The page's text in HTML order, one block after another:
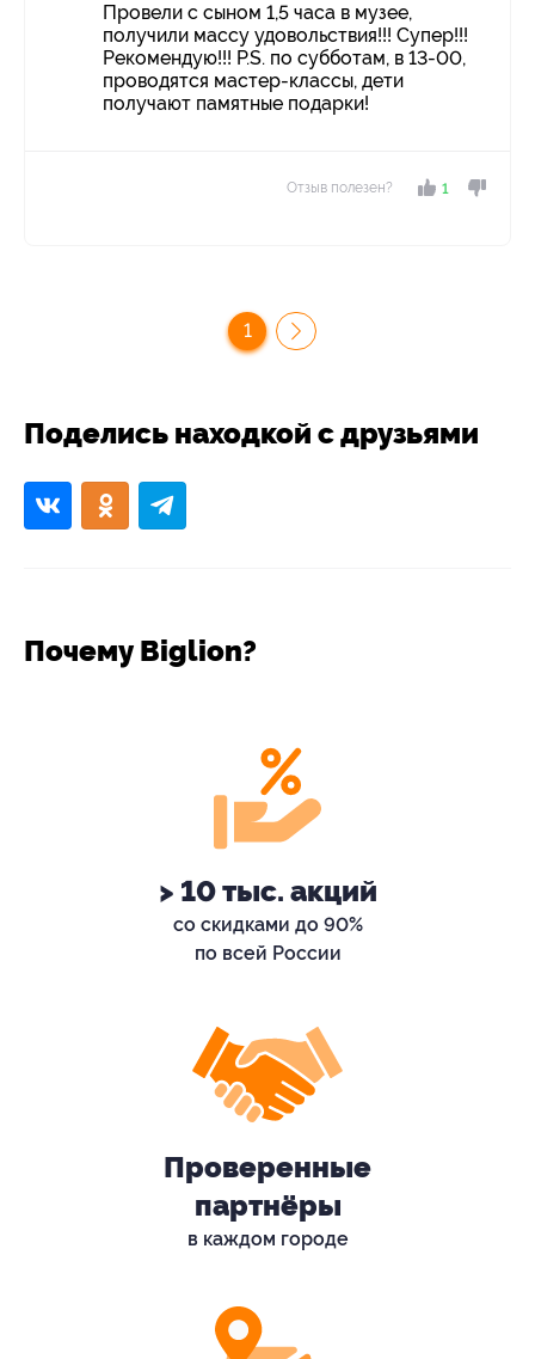
Провели с сыном 1,5 часа в музее,
получили массу удовольствия!!! Супер!!!
Рекомендую!!! P.S. по субботам, в 13-00,
проводятся мастер-классы, дети
получают памятные подарки!
Отзыв полезен? 1
1
Поделись находкой с друзьями
Почему Biglion?
> 10 тыс. акций
со скидками до 90%
по всей России
Проверенные
партнёры
в каждом городе